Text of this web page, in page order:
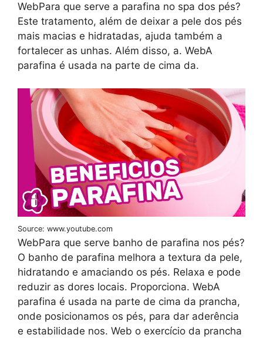
WebPara que serve a parafina no spa dos pés?
Este tratamento, além de deixar a pele dos pés
mais macias e hidratadas, ajuda também a
fortalecer as unhas. Além disso, a. WebA
parafina é usada na parte de cima da.
Source: www.youtube.com
WebPara que serve banho de parafina nos pés?
O banho de parafina melhora a textura da pele,
hidratando e amaciando os pés. Relaxa e pode
reduzir as dores locais. Proporciona. WebA
parafina é usada na parte de cima da prancha,
onde posicionamos os pés, para dar aderência
e estabilidade nos. Web o exercício da prancha